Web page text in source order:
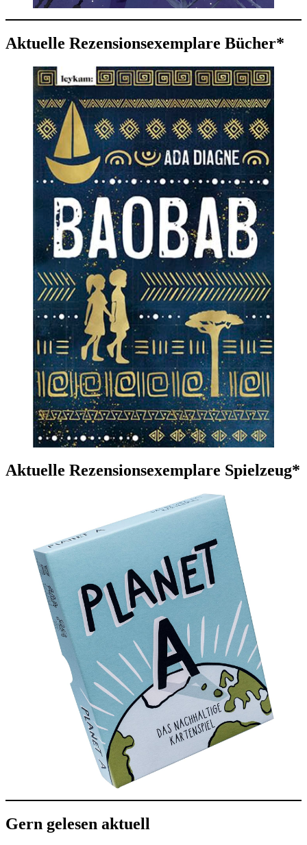
Aktuelle Rezensionsexemplare Bücher*
Aktuelle Rezensionsexemplare Spielzeug*
Gern gelesen aktuell